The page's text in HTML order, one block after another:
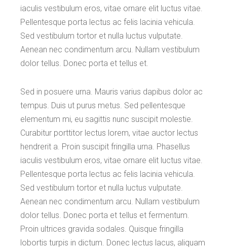
iaculis vestibulum eros, vitae ornare elit luctus vitae.
Pellentesque porta lectus ac felis lacinia vehicula.
Sed vestibulum tortor et nulla luctus vulputate.
Aenean nec condimentum arcu. Nullam vestibulum
dolor tellus. Donec porta et tellus et.
Sed in posuere urna. Mauris varius dapibus dolor ac
tempus. Duis ut purus metus. Sed pellentesque
elementum mi, eu sagittis nunc suscipit molestie.
Curabitur porttitor lectus lorem, vitae auctor lectus
hendrerit a. Proin suscipit fringilla urna. Phasellus
iaculis vestibulum eros, vitae ornare elit luctus vitae.
Pellentesque porta lectus ac felis lacinia vehicula.
Sed vestibulum tortor et nulla luctus vulputate.
Aenean nec condimentum arcu. Nullam vestibulum
dolor tellus. Donec porta et tellus et fermentum.
Proin ultrices gravida sodales. Quisque fringilla
lobortis turpis in dictum. Donec lectus lacus, aliquam